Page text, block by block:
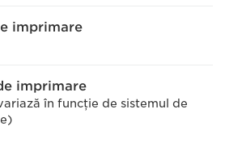
imprimare
imprimare
în funcţie de sistemul de